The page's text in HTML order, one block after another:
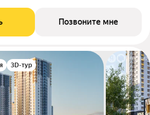
Позвоните мне
3D-тур